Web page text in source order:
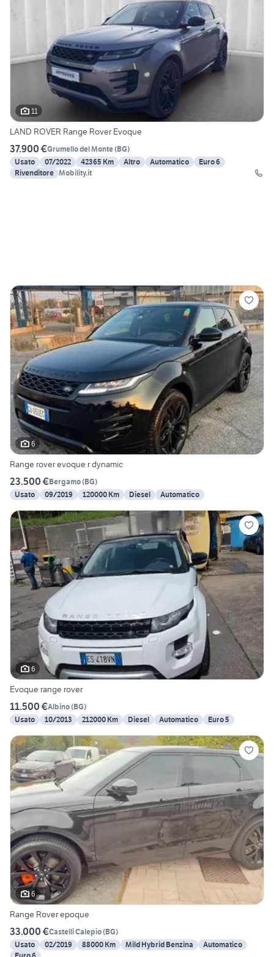
11
LAND ROVER Range Rover Evoque
37.900 €Grumello del Monte(BG)
Usato
07/2022 42365 Km Altro Automatico
Euro 6
Rivenditore Mobility.it
6
Range rover evoque r dynamic
23.500 €Bergamo(BG)
Usato
09/2019 120000 Km Diesel Automatico
6
Evoque range rover
11.500 €Albino(BG)
Usato
10/2013 212000 Km Diesel Automatico Euro 5
6
Range Rover epoque
33.000 €Castelli Calepio(BG)
Usato
02/2019 88000 Km Mild Hybrid Benzina
Automatico